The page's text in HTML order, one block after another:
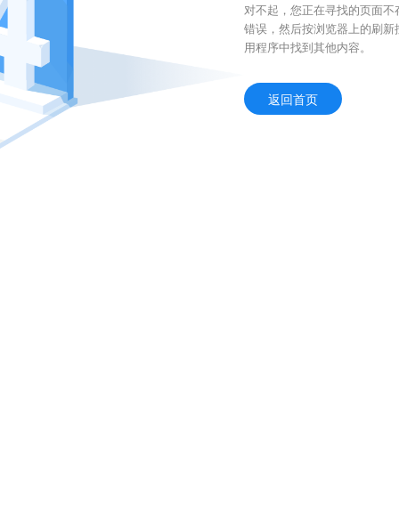
对不起，您正在寻找的页面
错误，然后按浏览器上的刷
用程序中找到其他内容。
返回首页